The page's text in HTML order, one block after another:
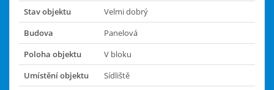
Stav objektu
Velmi dobrý
Budova
Panelová
Poloha objektu
V bloku
Umístění objektu
Sídliště